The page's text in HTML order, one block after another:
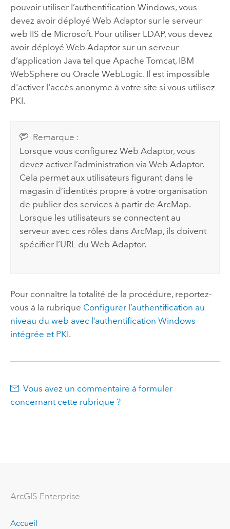
pouvoir utiliser l’authentification Windows, vous
devez avoir déployé Web Adaptor sur le serveur
web IIS de Microsoft. Pour utiliser LDAP, vous devez
avoir déployé Web Adaptor sur un serveur
d’application Java tel que Apache Tomcat, IBM
WebSphere ou Oracle WebLogic. Il est impossible
d'activer l'accès anonyme à votre site si vous utilisez
PKI.
Remarque :
Lorsque vous configurez Web Adaptor, vous
devez activer l’administration via Web Adaptor.
Cela permet aux utilisateurs figurant dans le
magasin d’identités propre à votre organisation
de publier des services à partir deArcMap.
Lorsque les utilisateurs se connectent au
serveur avec ces rôles dansArcMap, ils doivent
spécifier l’URL du Web Adaptor.
Pour connaître la totalité de la procédure, reportez-
vous à la rubrique Configurer l’authentification au
niveau du web avec l’authentification Windows
intégrée et PKI.
Vous avez un commentaire à formuler
concernant cette rubrique ?
ArcGIS Enterprise
Accueil